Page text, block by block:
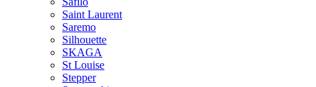
Saint Laurent
Saremo
Silhouette
SKAGA
St Louise
Stepper